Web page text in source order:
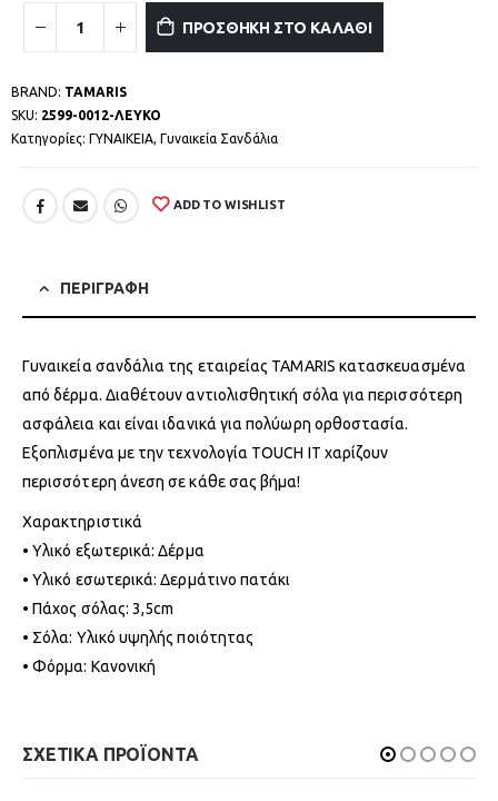
ΠΡΟΣΘΗΚΗ ΣΤΟ ΚΑΛΑΘΙ
BRAND: TAMARIS
SKU: 2599-0012-ΛΕΥΚΟ
Κατηγορίες: ΓΥΝΑΙΚΕΙΑ, Γυναικεία Σανδάλια
ADD TO WISHLIST
ΠΕΡΙΓΡΑΦΗ
Γυναικεία σανδάλια της εταιρείας TAMARIS κατασκευασμένα
από δέρμα. Διαθέτουν αντιολισθητική σόλα για περισσότερη
ασφάλεια και είναι ιδανικά για πολύωρη ορθοστασία.
Εξοπλισμένα με την τεχνολογία TOUCH IT χαρίζουν
περισσότερη άνεση σε κάθε σας βήμα!
Χαρακτηριστικά
• Υλικό εξωτερικά: Δέρμα
• Υλικό εσωτερικά: Δερμάτινο πατάκι
• Πάχος σόλας: 3,5cm
• Σόλα: Υλικό υψηλής ποιότητας
• Φόρμα: Κανονική
ΣΧΕΤΙΚΑ ΠΡΟΪΟΝΤΑ